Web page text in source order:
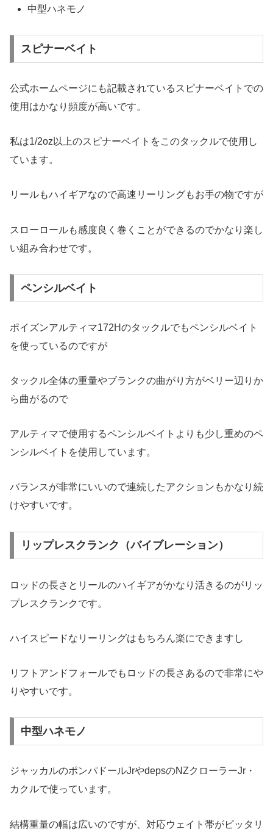
中型ハネモノ
スピナーベイト
公式ホームページにも記載されているスピナーベイトでの
使用はかなり頻度が高いです。
私は1/2oz以上のスピナーベイトをこのタックルで使用し
ています。
リールもハイギアなので高速リーリングもお手の物ですが
スローロールも感度良く巻くことができるのでかなり楽し
い組み合わせです。
ペンシルベイト
ポイズンアルティマ172Hのタックルでもペンシルベイト
を使っているのですが
タックル全体の重量やブランクの曲がり方がベリー辺りか
ら曲がるので
アルティマで使用するペンシルベイトよりも少し重めのペ
ンシルベイトを使用しています。
バランスが非常にいいので連続したアクションもかなり続
けやすいです。
リップレスクランク（バイブレーション）
ロッドの長さとリールのハイギアがかなり活きるのがリッ
プレスクランクです。
ハイスピードなリーリングはもちろん楽にできますし
リフトアンドフォールでもロッドの長さあるので非常にや
りやすいです。
中型ハネモノ
ジャッカルのポンパドールJrやdepsのNZクローラーJr・
カクルで使っています。
結構重量の幅は広いのですが、対応ウェイト帯がピッタリ